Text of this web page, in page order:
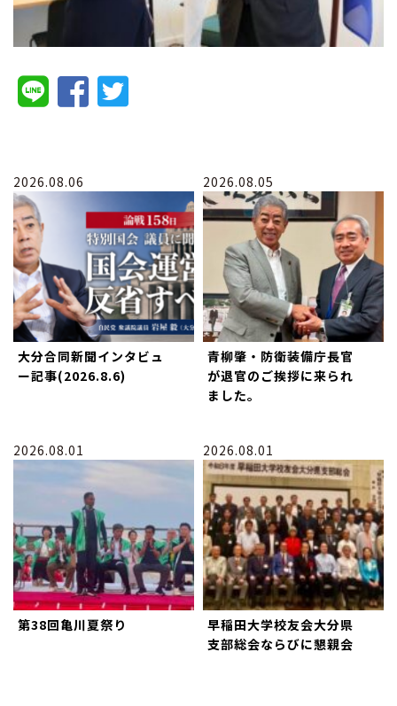
2026.08.06
大分合同新聞インタビュ
ー記事(2026.8.6)
2026.08.05
青柳肇・防衛装備庁長官
が退官のご挨拶に来られ
ました。
2026.08.01
第38回亀川夏祭り
2026.08.01
早稲田大学校友会大分県
支部総会ならびに懇親会